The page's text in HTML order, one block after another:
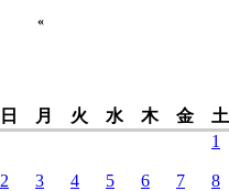
«
日 月 火 水 木 金
土
1
2 3 4 5 6 7 8